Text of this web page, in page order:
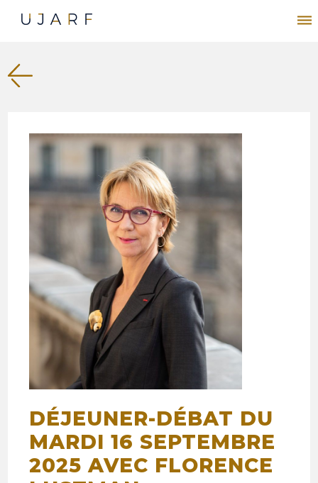
DÉJEUNER-DÉBAT DU
MARDI 16 SEPTEMBRE
2025 AVEC FLORENCE